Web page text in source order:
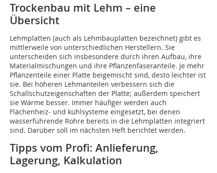
Trockenbau mit Lehm – eine
Übersicht
Lehmplatten (auch als Lehmbauplatten bezeichnet) gibt es
mittlerweile von unterschiedlichen Herstellern. Sie
unterscheiden sich insbesondere durch ihren Aufbau, ihre
Materialmischungen und ihre Pflanzenfaseranteile. Je mehr
Pflanzenteile einer Platte beigemischt sind, desto leichter ist
sie. Bei höheren Lehmanteilen verbessern sich die
Schallschutzeigenschaften der Platte; außerdem speichert
sie Wärme besser. Immer häufiger werden auch
Flächenheiz- und kühlsysteme eingesetzt, bei denen
wasserführende Rohre bereits in die Lehmplatten integriert
sind. Darüber soll im nächsten Heft berichtet werden.
Tipps vom Profi: Anlieferung,
Lagerung, Kalkulation